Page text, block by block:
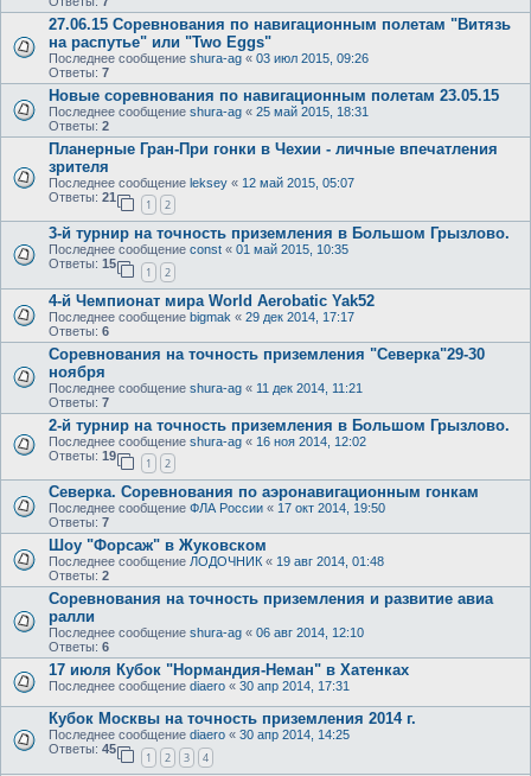
27.06.15 Соревнования по навигационным полетам "Витязь
на распутье" или "Two Eggs"
Последнее сообщение shura-ag « 03 июл 2015, 09:26
Ответы: 7
Новые соревнования по навигационным полетам 23.05.15
Последнее сообщение shura-ag « 25 май 2015, 18:31
Ответы: 2
Планерные Гран-При гонки в Чехии - личные впечатления
зрителя
Последнее сообщение leksey « 12 май 2015, 05:07
Ответы: 21
1 2
3-й турнир на точность приземления в Большом Грызлово.
Последнее сообщение const « 01 май 2015, 10:35
Ответы: 15
1 2
4-й Чемпионат мира World Aerobatic Yak52
Последнее сообщение bigmak « 29 дек 2014, 17:17
Ответы: 6
Соревнования на точность приземления "Северка"29-30
ноября
Последнее сообщение shura-ag « 11 дек 2014, 11:21
Ответы: 7
2-й турнир на точность приземления в Большом Грызлово.
Последнее сообщение shura-ag « 16 ноя 2014, 12:02
Ответы: 19
1 2
Северка. Соревнования по аэронавигационным гонкам
Последнее сообщение ФЛА России « 17 окт 2014, 19:50
Ответы: 7
Шоу "Форсаж" в Жуковском
Последнее сообщение ЛОДОЧНИК « 19 авг 2014, 01:48
Ответы: 2
Соревнования на точность приземления и развитие авиа
ралли
Последнее сообщение shura-ag « 06 авг 2014, 12:10
Ответы: 6
17 июля Кубок "Нормандия-Неман" в Хатенках
Последнее сообщение diaero « 30 апр 2014, 17:31
Кубок Москвы на точность приземления 2014 г.
Последнее сообщение diaero « 30 апр 2014, 14:25
Ответы: 45
1 2 3 4